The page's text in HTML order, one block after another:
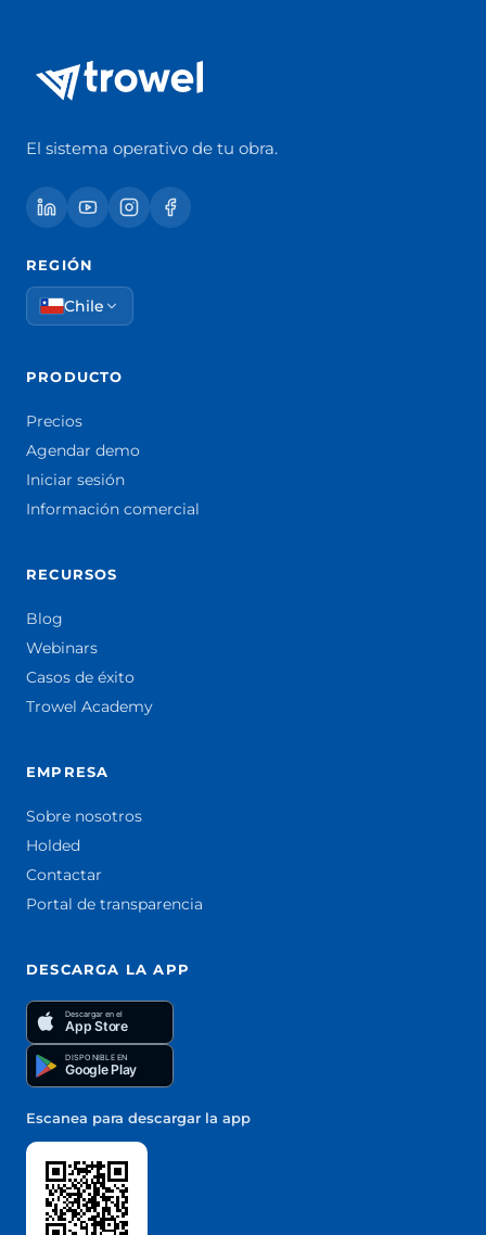
El sistema operativo de tu obra.
REGIÓN
Chile
PRODUCTO
Precios
Agendar demo
Iniciar sesión
Información comercial
RECURSOS
Blog
Webinars
Casos de éxito
Trowel Academy
EMPRESA
Sobre nosotros
Holded
Contactar
Portal de transparencia
DESCARGA LA APP
Descargar en el
App Store
DISPONIBLE EN
Google Play
Escanea para descargar la app